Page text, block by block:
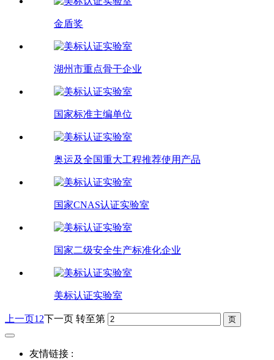
金盾奖
湖州市重点骨干企业
国家标准主编单位
奥运及全国重大工程推荐使用产品
国家CNAS认证实验室
国家二级安全生产标准化企业
美标认证实验室
上一页1 2下一页 转至第
友情链接 :